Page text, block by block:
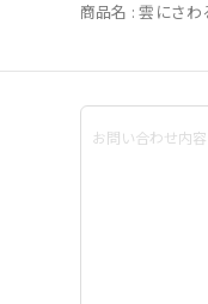
商品名 : 雲にさ